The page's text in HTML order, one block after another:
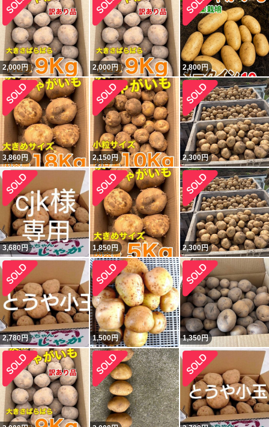
2,000円 2,000円 2,800円
3,860円 2,150円 2,300円
3,680円 1,850円 2,300円
2,780円 1,500円 1,350円